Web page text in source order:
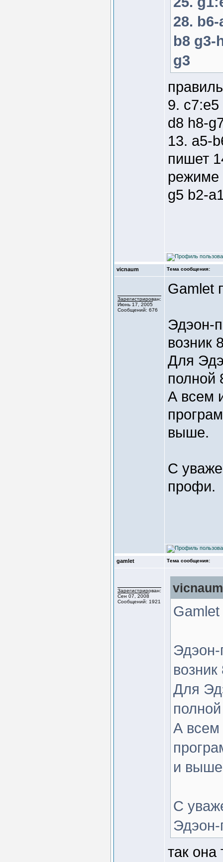
28.
b8 g3-
g3
9.
d8 h8-
13. a5-
пишет
режиме
g5 b2-
vicnaum Тема сообщения:
Зарегистрирован:
Июнь 17, 2005
Сообщений: 676
Gamlet
Эдэон-
возник
Для
полной
А всем
выше.
С
профи.
gamlet Тема сообщения:
Зарегистрирован:
Сен 07, 2008
Сообщений: 1921
Эдэон-
Для
А всем
и
С
так